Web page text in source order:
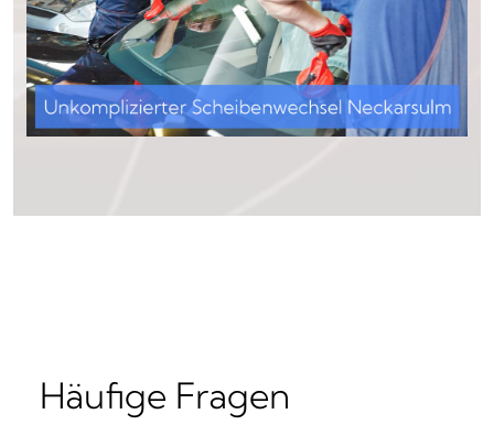
Häufige Fragen